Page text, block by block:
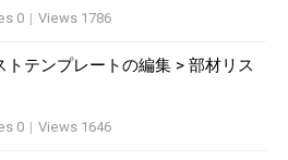
0 | Views 1786
トテンプレートの編集 > 部材リス
0 | Views 1646